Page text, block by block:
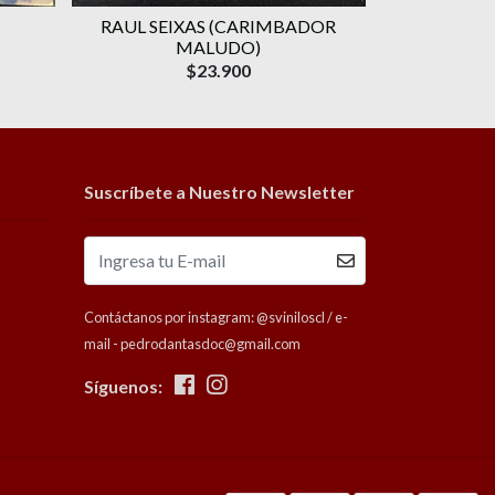
RAUL SEIXAS (CARIMBADOR
MALUDO)
$23.900
Suscríbete a Nuestro Newsletter
Contáctanos por instagram: @sviniloscl / e-
mail - pedrodantasdoc@gmail.com
Síguenos: